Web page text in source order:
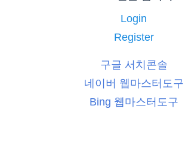
Login
Register
구글 서치콘솔
네이버 웹마스터도구
Bing 웹마스터도구